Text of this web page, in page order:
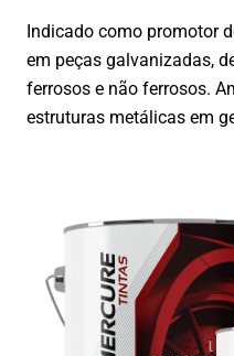
Indicado como promotor
em peças galvanizadas,
ferrosos e não ferrosos.
estruturas metálicas em